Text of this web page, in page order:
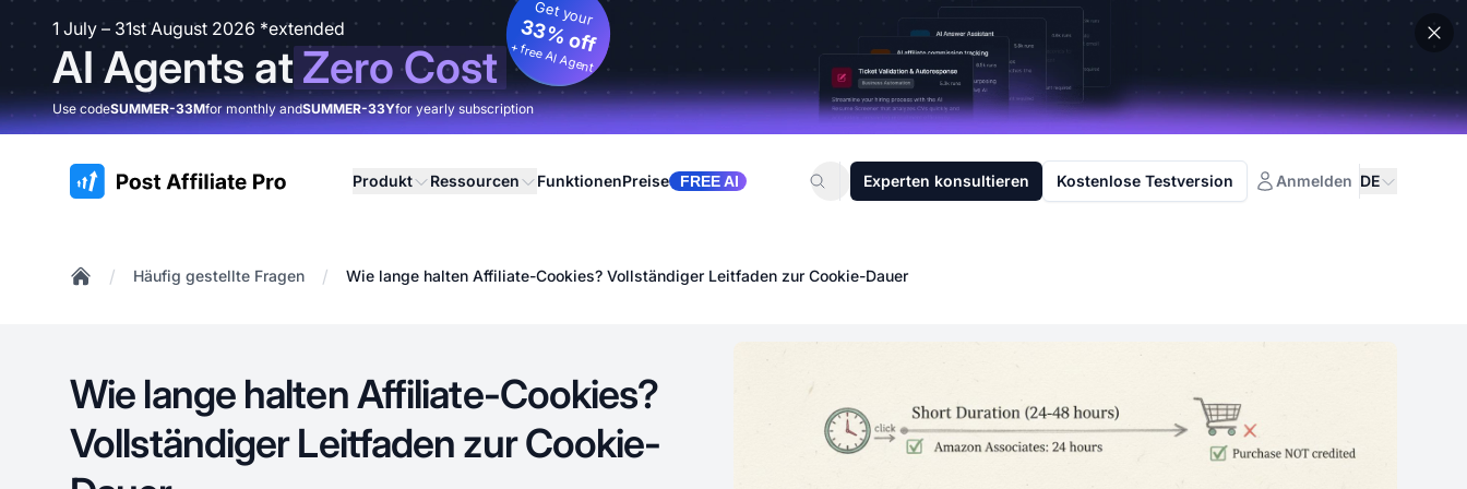
1 July – 31st August 2026 *extended
AI Agents atZero Cost
Get your
33% off
+ free AI Agent
Use codeSUMMER-33Mfor monthly andSUMMER-33Yfor yearly subscription
:site.title Produkt Ressourcen FunktionenPreise FREE AI Experten konsultieren Kostenlose Testversion Anmelden DE
/ Häufig gestellte Fragen / Wie lange halten Affiliate-Cookies? Vollständiger Leitfaden zur Cookie-Dauer
Wie lange halten Affiliate-Cookies?
Vollständiger Leitfaden zur Cookie-